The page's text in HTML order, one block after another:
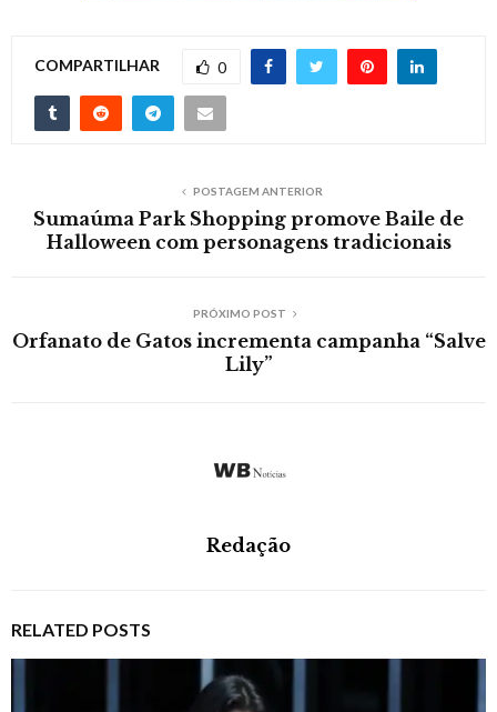
COMPARTILHAR 0
POSTAGEM ANTERIOR
Sumaúma Park Shopping promove Baile de
Halloween com personagens tradicionais
PRÓXIMO POST
Orfanato de Gatos incrementa campanha “Salve
Lily”
Redação
RELATED POSTS